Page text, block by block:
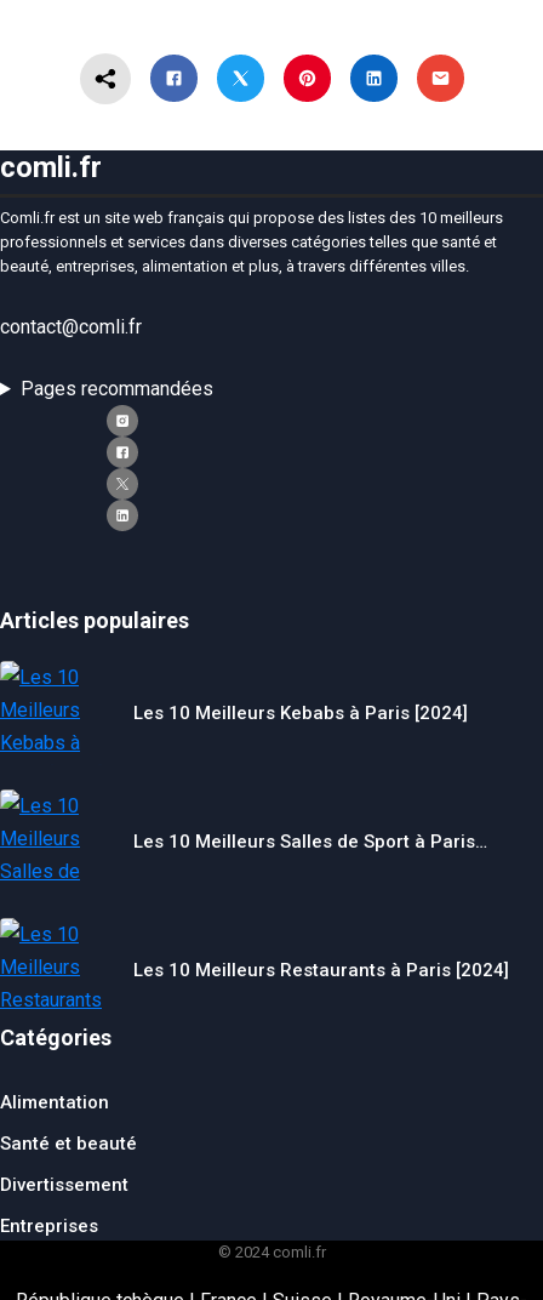
comli.fr
Comli.fr est un site web français qui propose des listes des 10 meilleurs
professionnels et services dans diverses catégories telles que santé et
beauté, entreprises, alimentation et plus, à travers différentes villes.
contact@comli.fr
Pages recommandées
Articles populaires
Les 10 Meilleurs Kebabs à Paris [2024]
Les 10 Meilleurs Salles de Sport à Paris…
Les 10 Meilleurs Restaurants à Paris [2024]
Catégories
Alimentation
Santé et beauté
Divertissement
Entreprises
© 2024 comli.fr